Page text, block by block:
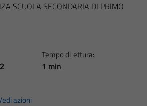
SCUOLA SECONDARIA DI PRIMO
Tempo di lettura:
1 min
azioni